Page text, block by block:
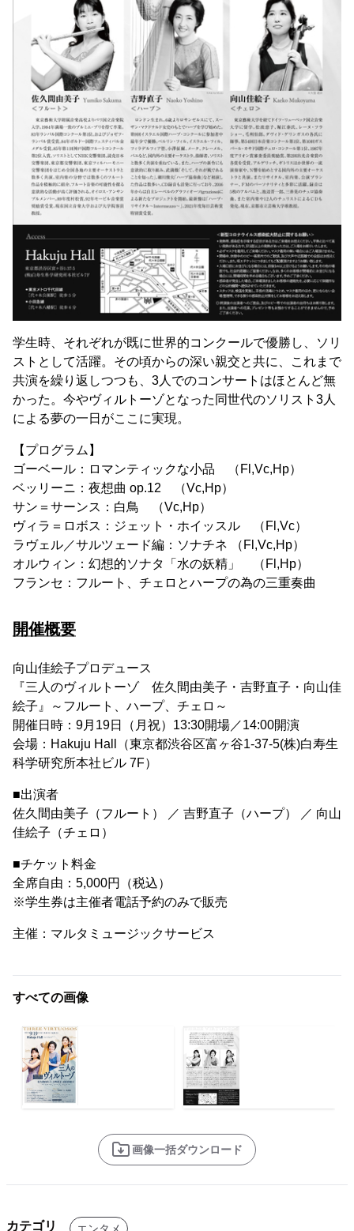
学生時、それぞれが既に世界的コンクールで優勝し、ソリ
ストとして活躍。その頃からの深い親交と共に、これまで
共演を繰り返しつつも、3人でのコンサートはほとんど無
かった。今やヴィルトーゾとなった同世代のソリスト3人
による夢の一日がここに実現。
【プログラム】
ゴーベール：ロマンティックな小品 （Fl,Vc,Hp）
ベッリーニ：夜想曲 op.12 （Vc,Hp）
サン＝サーンス：白鳥 （Vc,Hp）
ヴィラ＝ロボス：ジェット・ホイッスル （Fl,Vc）
ラヴェル／サルツェード編：ソナチネ （Fl,Vc,Hp）
オルウィン：幻想的ソナタ「水の妖精」 （Fl,Hp）
フランセ：フルート、チェロとハープの為の三重奏曲
開催概要
向山佳絵子プロデュース
『三人のヴィルトーゾ 佐久間由美子・吉野直子・向山佳
絵子』～フルート、ハープ、チェロ～
開催日時：9月19日（月祝）13:30開場／14:00開演
会場：Hakuju Hall（東京都渋谷区富ヶ谷1-37-5(株)白寿生
科学研究所本社ビル 7F）
■出演者
佐久間由美子（フルート） ／ 吉野直子（ハープ） ／ 向山
佳絵子（チェロ）
■チケット料金
全席自由：5,000円（税込）
※学生券は主催者電話予約のみで販売
主催：マルタミュージックサービス
すべての画像
画像一括ダウンロード
カテゴリ エンタメ